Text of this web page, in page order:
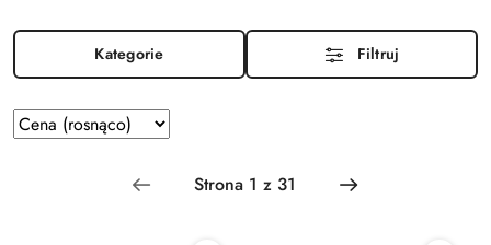
Kategorie Filtruj
Zastosowano sortowanie: Cena (rosnąco).
Sortuj
według